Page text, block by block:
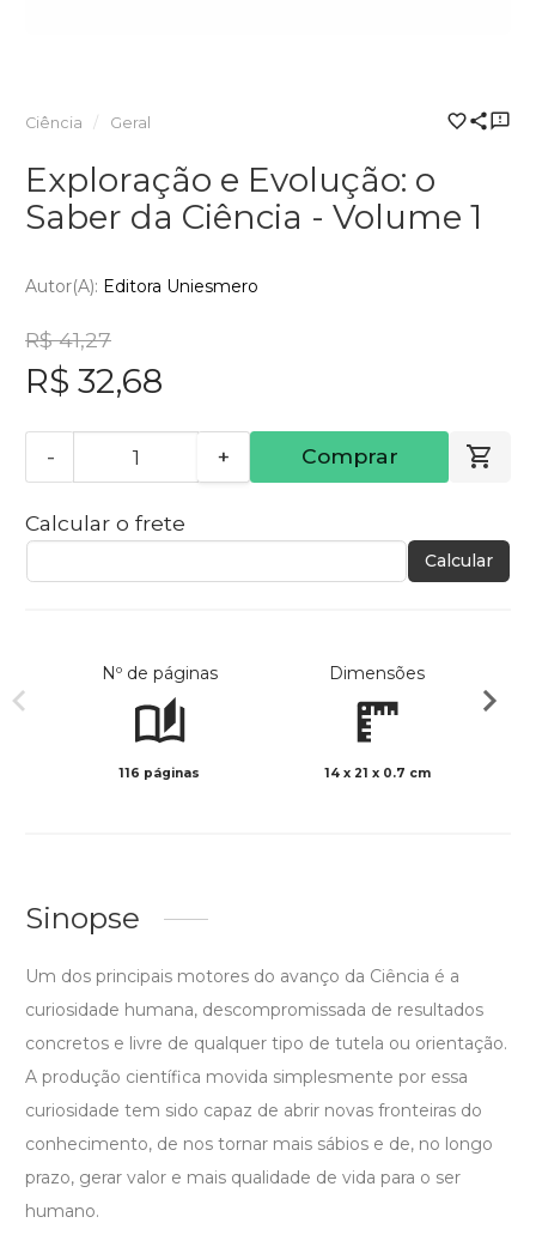
Ciência Geral
Exploração e Evolução: o
Saber da Ciência - Volume 1
Autor(a): Editora Uniesmero
R$ 41,27
R$ 32,68
- + Comprar
Calcular o frete
Calcular
Nº de páginas
116 páginas
Dimensões
14 x 21 x 0.7 cm
Sinopse
Um dos principais motores do avanço da Ciência é a
curiosidade humana, descompromissada de resultados
concretos e livre de qualquer tipo de tutela ou orientação.
A produção científica movida simplesmente por essa
curiosidade tem sido capaz de abrir novas fronteiras do
conhecimento, de nos tornar mais sábios e de, no longo
prazo, gerar valor e mais qualidade de vida para o ser
humano.